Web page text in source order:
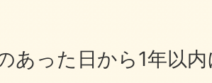
あった日から1年以